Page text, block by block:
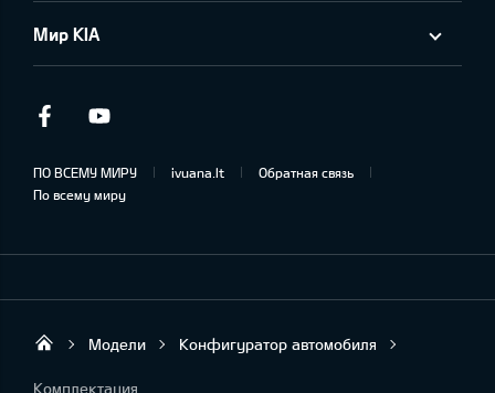
Мир KIA
Facebook
ПО ВСЕМУ МИРУ ivuana.lt
Обратная связь
По всему миру
KIA AUTO AS
Модели Конфигуратор автомобиля
Комплектация